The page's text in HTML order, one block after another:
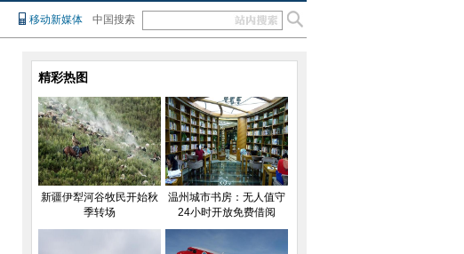
移动新媒体 中国搜索
精彩热图
新疆伊犁河谷牧民开始秋
季转场
温州城市书房：无人值守
24小时开放免费借阅